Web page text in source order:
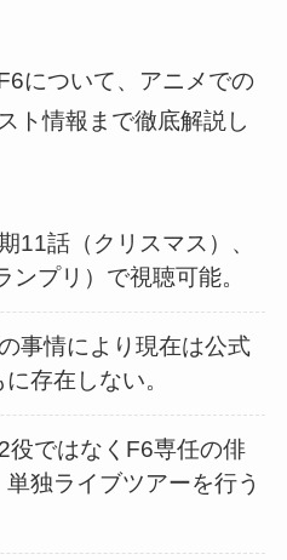
について、アニメでの
ト情報まで徹底解説し
11話（クリスマス）、
プリ）で視聴可能。
事情により現在は公式
存在しない。
役ではなくF6専任の俳
独ライブツアーを行う